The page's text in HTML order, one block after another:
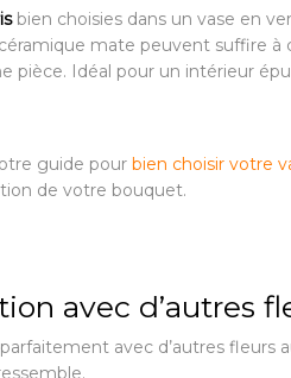
bien choisies dans un vase en
mate peuvent suffire à
pièce. Idéal pour un intérieur
guide pour bien choisir votre
de votre bouquet.
avec d’autres
avec d’autres fleurs